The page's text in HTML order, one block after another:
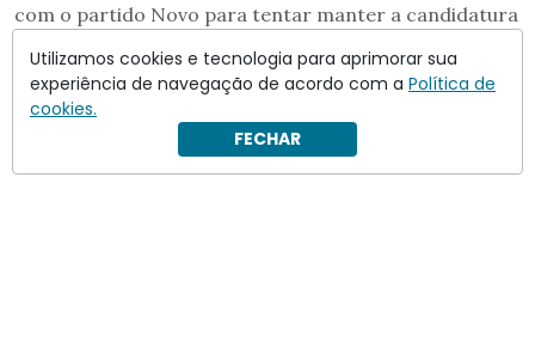
com o partido Novo para tentar manter a candidatura
Utilizamos cookies e tecnologia para aprimorar sua
experiência de navegação de acordo com a Política de
cookies.
FECHAR